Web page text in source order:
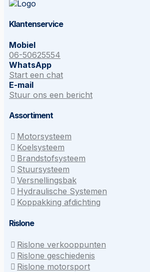
Klantenservice
Mobiel
06-50625554
WhatsApp
Start een chat
E-mail
Stuur ons een bericht
Assortiment
Motorsysteem
Koelsysteem
Brandstofsysteem
Stuursysteem
Versnellingsbak
Hydraulische Systemen
Koppakking afdichting
Rislone
Rislone verkooppunten
Rislone geschiedenis
Rislone motorsport